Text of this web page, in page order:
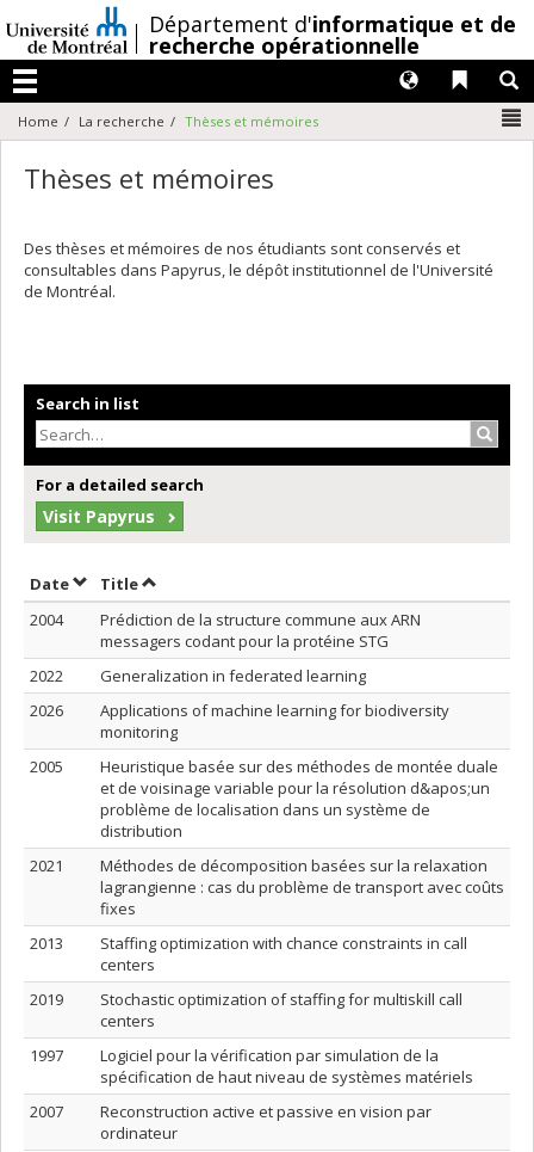
au
contenu
/Département d'informatique et de
recherche opérationnelle
Menu
Liens
Langues
Home La recherche Thèses et mémoires
Thèses et mémoires
Des thèses et mémoires de nos étudiants sont conservés et
consultables dans Papyrus, le dépôt institutionnel de l'Université
de Montréal.
Search in list
For a detailed search
Visit Papyrus
DateSort by date in descending order
TitleSort by title in descending order
2004
Prédiction de la structure commune aux ARN
messagers codant pour la protéine STG
2022
Generalization in federated learning
2026
Applications of machine learning for biodiversity
monitoring
2005
Heuristique basée sur des méthodes de montée duale
et de voisinage variable pour la résolution d&apos;un
problème de localisation dans un système de
distribution
2021
Méthodes de décomposition basées sur la relaxation
lagrangienne : cas du problème de transport avec coûts
fixes
2013
Staffing optimization with chance constraints in call
centers
2019
Stochastic optimization of staffing for multiskill call
centers
1997
Logiciel pour la vérification par simulation de la
spécification de haut niveau de systèmes matériels
2007
Reconstruction active et passive en vision par
ordinateur